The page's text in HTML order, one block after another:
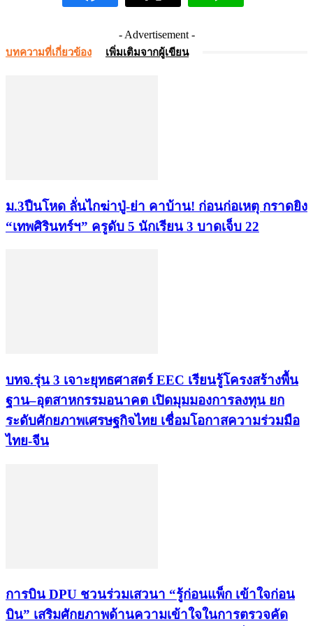
- Advertisement -
บทความที่เกี่ยวข้อง เพิ่มเติมจากผู้เขียน
ม.3ปืนโหด ลั่นไกฆ่าปู่-ย่า คาบ้าน! ก่อนก่อเหตุ กราดยิง
“เทพศิรินทร์ฯ” ครูดับ 5 นักเรียน 3 บาดเจ็บ 22
บทจ.รุ่น 3 เจาะยุทธศาสตร์ EEC เรียนรู้โครงสร้างพื้น
ฐาน–อุตสาหกรรมอนาคต เปิดมุมมองการลงทุน ยก
ระดับศักยภาพเศรษฐกิจไทย เชื่อมโอกาสความร่วมมือ
ไทย-จีน
การบิน DPU ชวนร่วมเสวนา “รู้ก่อนแพ็ก เข้าใจก่อน
บิน” เสริมศักยภาพด้านความเข้าใจในการตรวจคัด